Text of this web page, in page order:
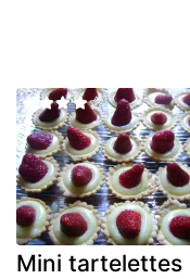
Mini tartelettes